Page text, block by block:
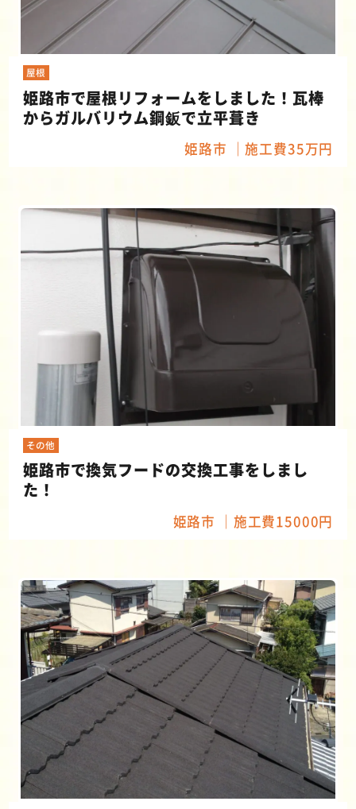
屋根
姫路市で屋根リフォームをしました！瓦棒
からガルバリウム鋼鈑で立平葺き
姫路市 施工費35万円
その他
姫路市で換気フードの交換工事をしまし
た！
姫路市 施工費15000円